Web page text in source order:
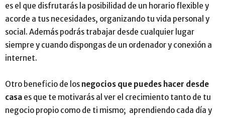
es el que disfrutarás la posibilidad de un horario flexible y
acorde a tus necesidades, organizando tu vida personal y
social. Además podrás trabajar desde cualquier lugar
siempre y cuando dispongas de un ordenador y conexión a
internet.
Otro beneficio de los negocios que puedes hacer desde
casa es que te motivarás al ver el crecimiento tanto de tu
negocio propio como de ti mismo; aprendiendo cada día y